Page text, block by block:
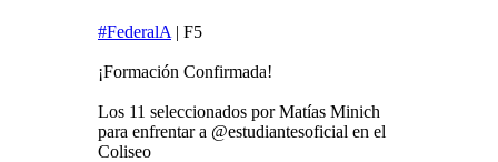
#FederalA | F5
¡Formación Confirmada!
Los 11 seleccionados por Matías Minich
para enfrentar a @estudiantesoficial en el
Coliseo